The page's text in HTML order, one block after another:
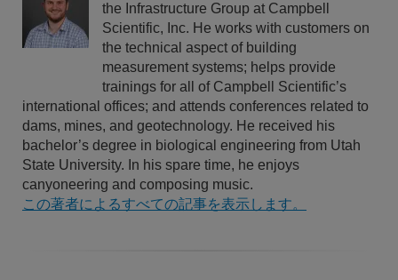
the Infrastructure Group at Campbell
Scientific, Inc. He works with customers on
the technical aspect of building
measurement systems; helps provide
trainings for all of Campbell Scientific’s
international offices; and attends conferences related to
dams, mines, and geotechnology. He received his
bachelor’s degree in biological engineering from Utah
State University. In his spare time, he enjoys
canyoneering and composing music.
この著者によるすべての記事を表示します。